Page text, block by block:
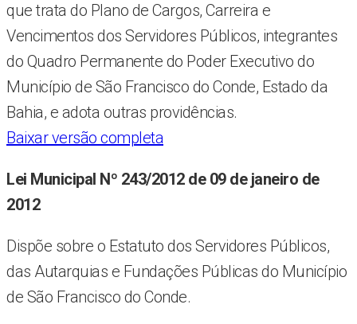
que trata do Plano de Cargos, Carreira e
Vencimentos dos Servidores Públicos, integrantes
do Quadro Permanente do Poder Executivo do
Município de São Francisco do Conde, Estado da
Bahia, e adota outras providências.
Baixar versão completa
Lei Municipal Nº 243/2012 de 09 de janeiro de
2012
Dispõe sobre o Estatuto dos Servidores Públicos,
das Autarquias e Fundações Públicas do Município
de São Francisco do Conde.